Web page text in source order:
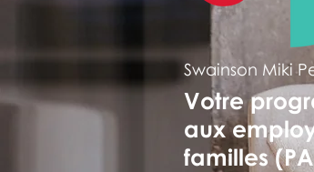
Swainson Miki
Votre
aux
familles